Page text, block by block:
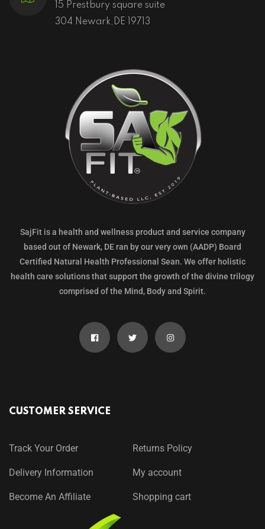
15 Prestbury square suite
304 Newark,DE 19713
SajFit is a health and wellness product and service company
based out of Newark, DE ran by our very own (AADP) Board
Certified Natural Health Professional Sean. We offer holistic
health care solutions that support the growth of the divine trilogy
comprised of the Mind, Body and Spirit.
CUSTOMER SERVICE
Track Your Order Returns Policy
Delivery Information My account
Become An Affiliate Shopping cart